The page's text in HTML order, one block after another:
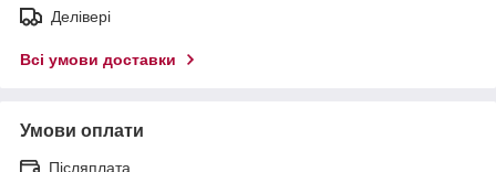
Делівері
Всі умови доставки
Умови оплати
Післяплата